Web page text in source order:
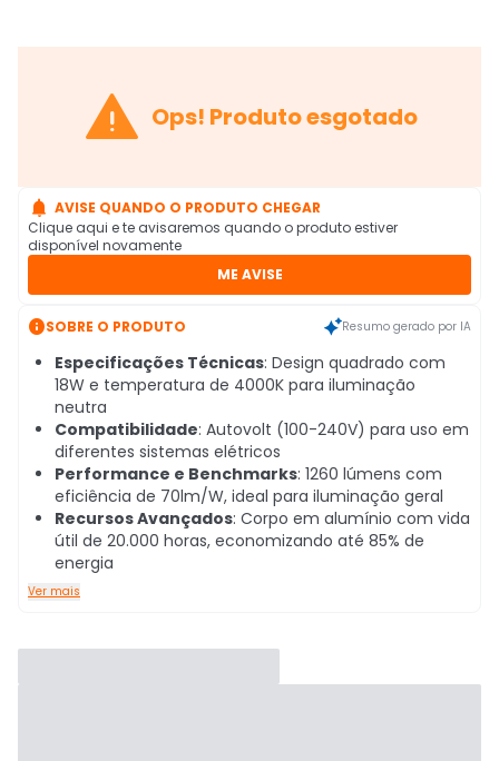
 Ops! Produto esgotado
 AVISE QUANDO O PRODUTO CHEGAR
Clique aqui e te avisaremos quando o produto estiver
disponível novamente
ME AVISE
SOBRE O PRODUTO Resumo gerado por IA
Especificações Técnicas: Design quadrado com
18W e temperatura de 4000K para iluminação
neutra
Compatibilidade: Autovolt (100-240V) para uso em
diferentes sistemas elétricos
Performance e Benchmarks: 1260 lúmens com
eficiência de 70lm/W, ideal para iluminação geral
Recursos Avançados: Corpo em alumínio com vida
útil de 20.000 horas, economizando até 85% de
energia
Ver mais